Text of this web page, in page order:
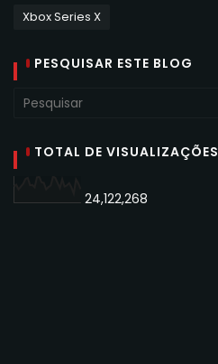
Xbox Series X
PESQUISAR ESTE BLOG
TOTAL DE VISUALIZAÇÕES
24,122,268